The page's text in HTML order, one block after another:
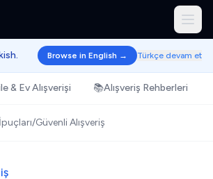
Browse in English → Türkçe devam et
& Ev Alışverişi 📚Alışveriş Rehberleri
/Güvenli Alışveriş